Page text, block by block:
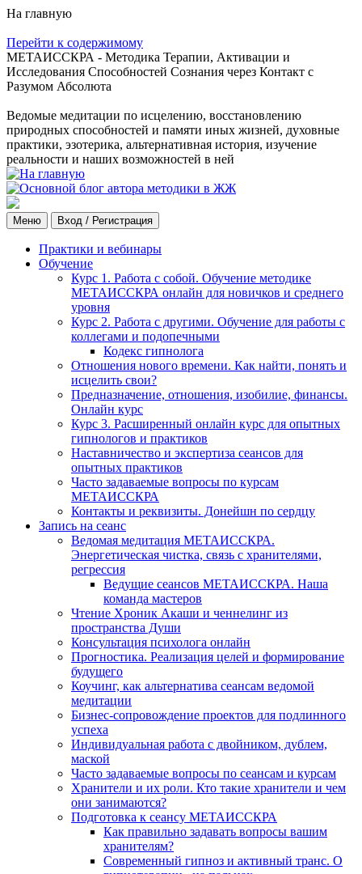
На главную
Перейти к содержимому
МЕТАИССКРА - Методика Терапии, Активации и
Исследования Способностей Сознания через Контакт с
Разумом Абсолюта
Ведомые медитации по исцелению, восстановлению
природных способностей и памяти иных жизней, духовные
практики, эзотерика, альтернативная история, изучение
реальности и наших возможностей в ней
Меню Вход / Регистрация
Практики и вебинары
Обучение
Курс 1. Работа с собой. Обучение методике
МЕТАИССКРА онлайн для новичков и среднего
уровня
Курс 2. Работа с другими. Обучение для работы с
коллегами и подопечными
Кодекс гипнолога
Отношения нового времени. Как найти, понять и
исцелить свои?
Предназначение, отношения, изобилие, финансы.
Онлайн курс
Курс 3. Расширенный онлайн курс для опытных
гипнологов и практиков
Наставничество и экспертиза сеансов для
опытных практиков
Часто задаваемые вопросы по курсам
МЕТАИССКРА
Контакты и реквизиты. Донейшн по сердцу
Запись на сеанс
Ведомая медитация МЕТАИССКРА.
Энергетическая чистка, связь с хранителями,
регрессия
Ведущие сеансов МЕТАИССКРА. Наша
команда мастеров
Чтение Хроник Акаши и ченнелинг из
пространства Души
Консультация психолога онлайн
Прогностика. Реализация целей и формирование
будущего
Коучинг, как альтернатива сеансам ведомой
медитации
Бизнес-сопровождение проектов для подлинного
успеха
Индивидуальная работа с двойником, дублем,
маской
Часто задаваемые вопросы по сеансам и курсам
Хранители и их роли. Кто такие хранители и чем
они занимаются?
Подготовка к сеансу МЕТАИССКРА
Как правильно задавать вопросы вашим
хранителям?
Современный гипноз и активный транс. О